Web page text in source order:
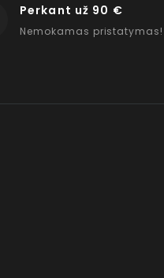
Perkant už 90 €
Nemokamas pristatymas!